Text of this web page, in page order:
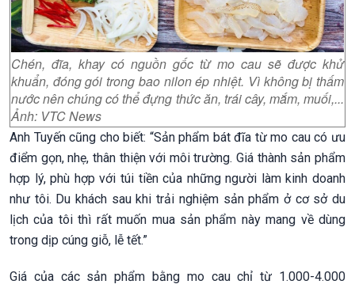
Chén, đĩa, khay có nguồn gốc từ mo cau sẽ được khử
khuẩn, đóng gói trong bao nilon ép nhiệt. Vì không bị thấm
nước nên chúng có thể đựng thức ăn, trái cây, mắm, muối,...
Ảnh: VTC News
Anh Tuyến cũng cho biết: “Sản phẩm bát đĩa từ mo cau có ưu
điểm gọn, nhẹ, thân thiện với môi trường. Giá thành sản phẩm
hợp lý, phù hợp với túi tiền của những người làm kinh doanh
như tôi. Du khách sau khi trải nghiệm sản phẩm ở cơ sở du
lịch của tôi thì rất muốn mua sản phẩm này mang về dùng
trong dịp cúng giỗ, lễ tết.”
Giá của các sản phẩm bằng mo cau chỉ từ 1.000-4.000